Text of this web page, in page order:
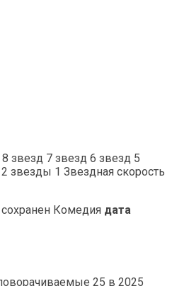
звезд 7 звезд 6 звезд 5
звезды 1 Звездная скорость
Комедия дата